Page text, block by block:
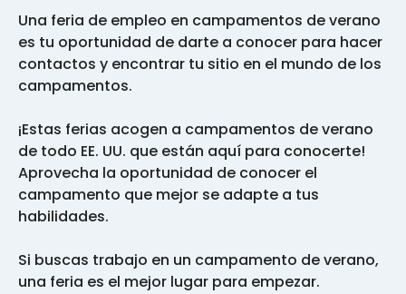
Una feria de empleo en campamentos de verano
es tu oportunidad de darte a conocer para hacer
contactos y encontrar tu sitio en el mundo de los
campamentos.
¡Estas ferias acogen a campamentos de verano
de todo EE. UU. que están aquí para conocerte!
Aprovecha la oportunidad de conocer el
campamento que mejor se adapte a tus
habilidades.
Si buscas trabajo en un campamento de verano,
una feria es el mejor lugar para empezar.